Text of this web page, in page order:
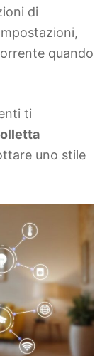
di
quando
ti
uno stile